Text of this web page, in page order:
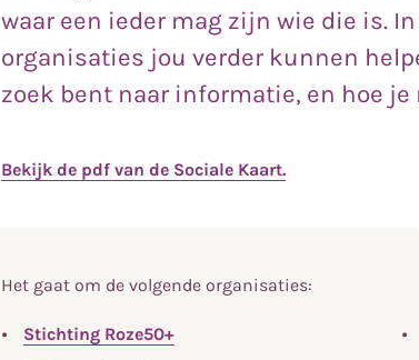
waar een ieder mag zijn wie die is.
organisaties jou verder kunnen
zoek bent naar informatie, en hoe
Bekijk de pdf van de Sociale Kaart.
Het gaat om de volgende organisaties:
Stichting Roze50+